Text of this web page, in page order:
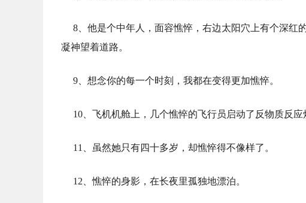
8、他是个中年人，面容憔悴，右边太阳穴上有个深红
凝神望着道路。
9、想念你的每一个时刻，我都在变得更加憔悴。
10、飞机机舱上，几个憔悴的飞行员启动了反物质反应
11、虽然她只有四十多岁，却憔悴得不像样了。
12、憔悴的身影，在长夜里孤独地漂泊。